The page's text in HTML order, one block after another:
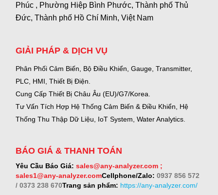
Phúc , Phường Hiệp Bình Phước, Thành phố Thủ
Đức, Thành phố Hồ Chí Minh, Việt Nam
GIẢI PHÁP & DỊCH VỤ
Phân Phối Cảm Biến, Bộ Điều Khiển, Gauge, Transmitter,
PLC, HMI, Thiết Bị Điện.
Cung Cấp Thiết Bị Châu Âu (EU)/G7/Korea.
Tư Vấn Tích Hợp Hệ Thống Cảm Biến & Điều Khiển, Hệ
Thống Thu Thập Dữ Liệu, IoT System, Water Analytics.
BÁO GIÁ & THANH TOÁN
Yêu Cầu Báo Giá: sales@any-analyzer.com ;
sales1@any-analyzer.comCellphone/Zalo: 0937 856 572
/ 0373 238 670Trang sản phẩm: https://any-analyzer.com/